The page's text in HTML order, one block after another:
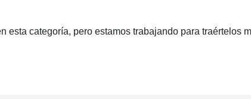
esta categoría, pero estamos trabajando para traértelos